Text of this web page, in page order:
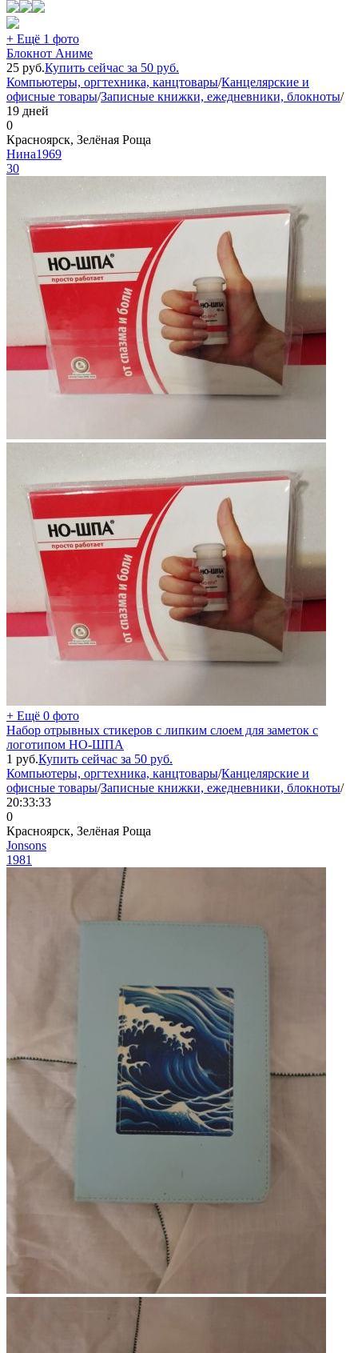
+ Ещё 1 фото
Блокнот Аниме
25 руб.Купить сейчас за 50 руб.
Компьютеры, оргтехника, канцтовары/Канцелярские и
офисные товары/Записные книжки, ежедневники, блокноты/
19 дней
0
Красноярск, Зелёная Роща
Нина1969
30
+ Ещё 0 фото
Набор отрывных стикеров с липким слоем для заметок с
логотипом НО-ШПА
1 руб.Купить сейчас за 50 руб.
Компьютеры, оргтехника, канцтовары/Канцелярские и
офисные товары/Записные книжки, ежедневники, блокноты/
20:33:33
0
Красноярск, Зелёная Роща
Jonsons
1981